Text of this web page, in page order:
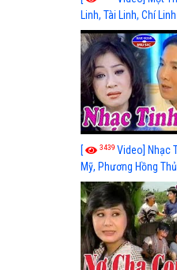
Linh, Tài Linh, Chí Linh
[ 3439 Video] Nhạc
Mỹ, Phương Hồng